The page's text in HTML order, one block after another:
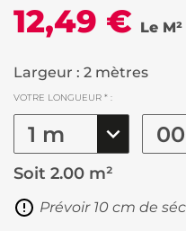
12,49 € Le M²
Largeur : 2 mètres
VOTRE LONGUEUR * :
Soit 2.00 m²
Prévoir 10 cm de